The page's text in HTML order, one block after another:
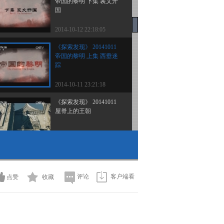
国
2014-10-12 22:18:05
《探索发现》 20141011
帝国的黎明 上集 西垂迷
踪
2014-10-11 23:21:18
《探索发现》 20141011
屋脊上的王朝
2014-10-03 15:24:03
点赞 收藏 评论 客户端看